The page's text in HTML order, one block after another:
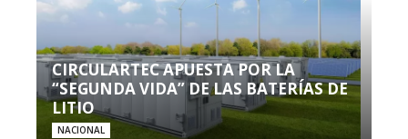
CIRCULARTEC APUESTA POR LA
“SEGUNDA VIDA” DE LAS BATERÍAS DE
LITIO
NACIONAL